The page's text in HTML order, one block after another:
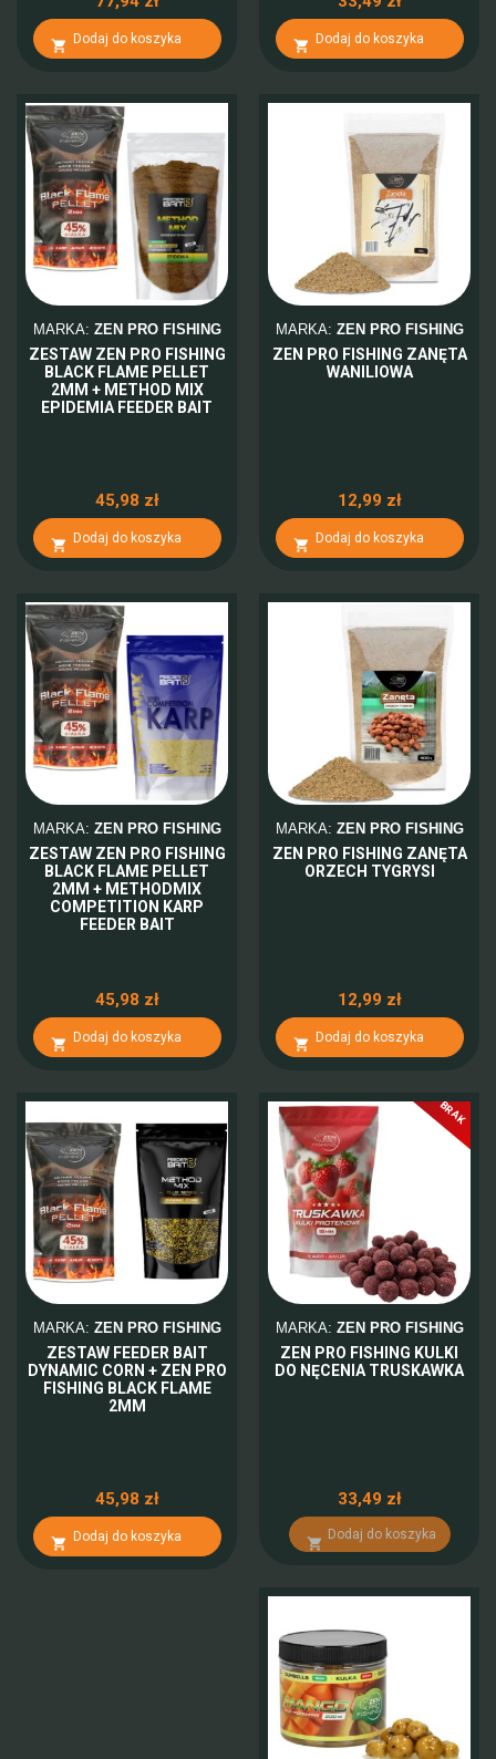
 Dodaj do koszyka  Dodaj do koszyka
MARKA: ZEN PRO FISHING
ZESTAW ZEN PRO FISHING
BLACK FLAME PELLET
2MM + METHOD MIX
EPIDEMIA FEEDER BAIT
45,98 zł
 Dodaj do koszyka
MARKA: ZEN PRO FISHING
ZEN PRO FISHING ZANĘTA
WANILIOWA
12,99 zł
 Dodaj do koszyka
MARKA: ZEN PRO FISHING
ZESTAW ZEN PRO FISHING
BLACK FLAME PELLET
2MM + METHODMIX
COMPETITION KARP
FEEDER BAIT
45,98 zł
 Dodaj do koszyka
MARKA: ZEN PRO FISHING
ZEN PRO FISHING ZANĘTA
ORZECH TYGRYSI
12,99 zł
 Dodaj do koszyka
MARKA: ZEN PRO FISHING
ZESTAW FEEDER BAIT
DYNAMIC CORN + ZEN PRO
FISHING BLACK FLAME
2MM
45,98 zł
 Dodaj do koszyka
BRAK
MARKA: ZEN PRO FISHING
ZEN PRO FISHING KULKI
DO NĘCENIA TRUSKAWKA
33,49 zł

Dodaj do koszyka